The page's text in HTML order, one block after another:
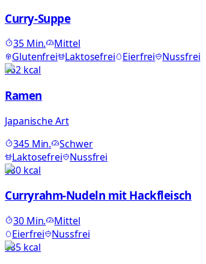
Curry-Suppe
35Min.
Mittel
Glutenfrei Laktosefrei Eierfrei
Nussfrei
162kcal
Ramen
Japanische Art
345Min.
Schwer
Laktosefrei
Nussfrei
680kcal
Curryrahm-Nudeln mit Hackfleisch
30Min.
Mittel
Eierfrei
Nussfrei
685kcal